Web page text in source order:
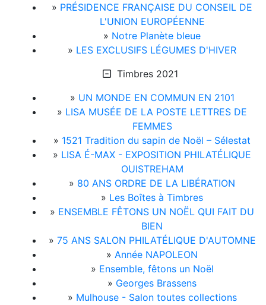
» PRÉSIDENCE FRANÇAISE DU CONSEIL DE
L'UNION EUROPÉENNE
» Notre Planète bleue
» LES EXCLUSIFS LÉGUMES D'HIVER
Timbres 2021
» UN MONDE EN COMMUN EN 2101
» LISA MUSÉE DE LA POSTE LETTRES DE
FEMMES
» 1521 Tradition du sapin de Noël – Sélestat
» LISA É-MAX - EXPOSITION PHILATÉLIQUE
OUISTREHAM
» 80 ANS ORDRE DE LA LIBÉRATION
» Les Boîtes à Timbres
» ENSEMBLE FÊTONS UN NOËL QUI FAIT DU
BIEN
» 75 ANS SALON PHILATÉLIQUE D'AUTOMNE
» Année NAPOLEON
» Ensemble, fêtons un Noël
» Georges Brassens
» Mulhouse - Salon toutes collections